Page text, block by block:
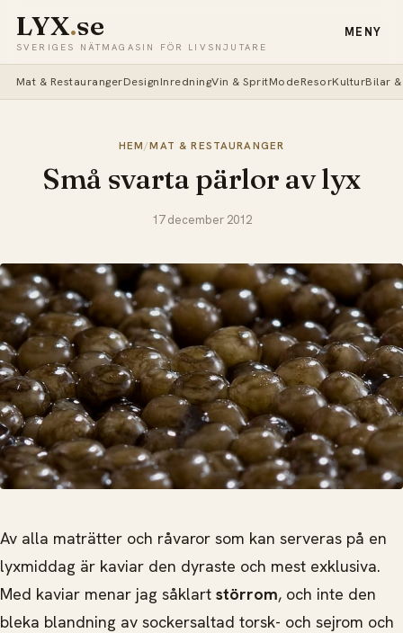
LYX.se
SVERIGES NÄTMAGASIN FÖR LIVSNJUTARE
MENY
Mat & RestaurangerDesignInredningVin & SpritModeResorKulturBilar
HEM/MAT & RESTAURANGER
Små svarta pärlor av lyx
17 december 2012
Av alla maträtter och råvaror som kan serveras på en
lyxmiddag är kaviar den dyraste och mest exklusiva.
Med kaviar menar jag såklart störrom, och inte den
bleka blandning av sockersaltad torsk- och sejrom och